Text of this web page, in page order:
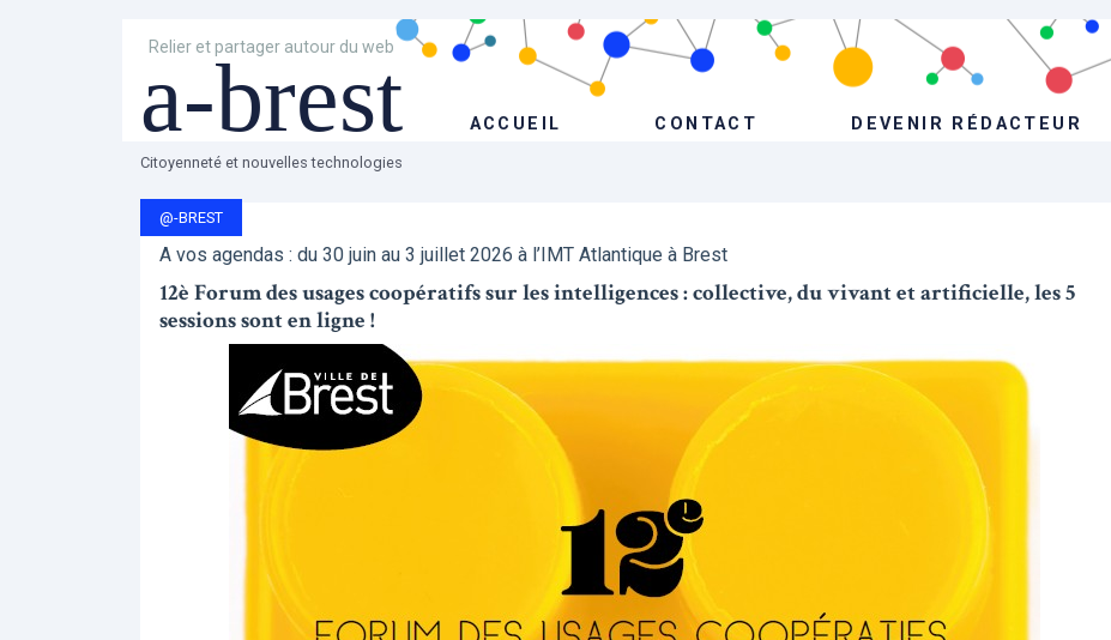
Relier et partager autour du web
a-brest ACCUEIL CONTACT DEVENIR RÉDACTEUR
Citoyenneté et nouvelles technologies
@-BREST
A vos agendas : du 30 juin au 3 juillet 2026 à l’IMT Atlantique à Brest
12è Forum des usages coopératifs sur les intelligences : collective, du vivant et artificielle, les 5
sessions sont en ligne !